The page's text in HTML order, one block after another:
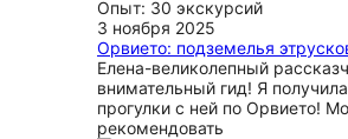
Опыт: 30 экскурсий
3 ноября 2025
Орвието: подземелья
Елена-великолепный
внимательный гид! Я
прогулки с ней по Орвието!
рекомендовать